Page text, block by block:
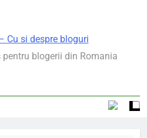
– Cu Si
pentru blogerii din Romania